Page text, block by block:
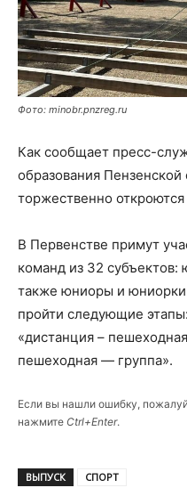
Фото: minobr.pnzreg.ru
Как сообщает пресс-
образования
торжественно откроются
В Первенстве примут
команд из 32
также юниоры и юниорки
пройти следующие
«дистанция –
пешеходная — группа».
Если вы нашли ошибку,
нажмите Ctrl+Enter.
ВЫПУСК СПОРТ